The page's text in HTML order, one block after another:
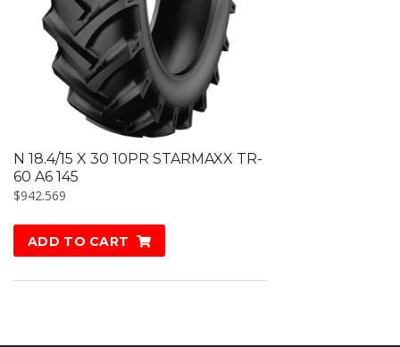
N 18.4/15 X 30 10PR STARMAXX TR-
60 A6 145
$942.569
ADD TO CART